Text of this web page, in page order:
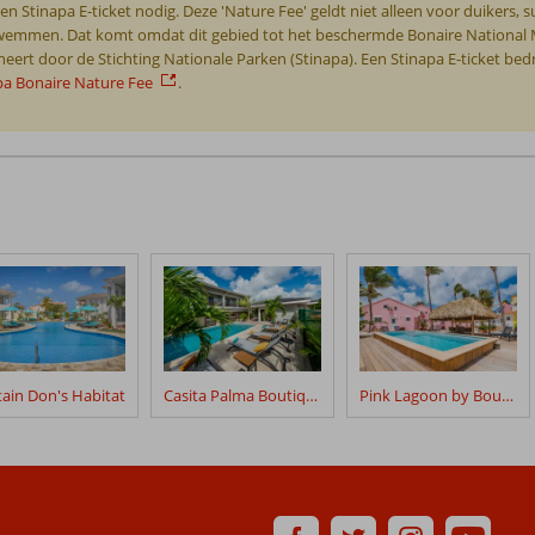
Stinapa E-ticket nodig. Deze 'Nature Fee' geldt niet alleen voor duikers,
Dat komt omdat dit gebied tot het beschermde Bonaire
door de Stichting Nationale Parken (Stinapa). Een Stinapa E-ticket
Bonaire Nature Fee
.
Don's Habitat Casita Palma Boutique Resort Pink Lagoon by Boutique Bonaire Unique Resorts